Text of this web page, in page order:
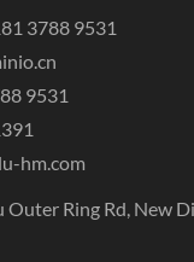
3788 9531
9531
hm.com
Outer Ring Rd, New